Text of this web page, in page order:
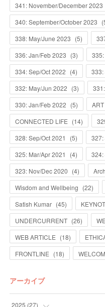
341: November/December 2023
340: September/October 2023 (
338: May/June 2023 (5)
336: Jan/Feb 2023 (3)
334: Sep/Oct 2022 (4) 333:
332: May/Jun 2022 (3)
330: Jan/Feb 2022 (5)
CONNECTED LIFE (14)
328: Sep/Oct 2021
(5) 327:
325: Mar/Apr 2021
(4) 324:
323: Nov/Dec 2020 (4)
Wisdom and Wellbeing (22)
Satish Kumar (45)
UNDERCURRENT (26)
WEB ARTICLE (18)
FRONTLINE (18)
アーカイブ
2025 (27)